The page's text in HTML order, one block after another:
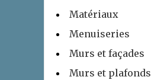
Matériaux
Menuiseries
Murs et façades
Murs et plafonds